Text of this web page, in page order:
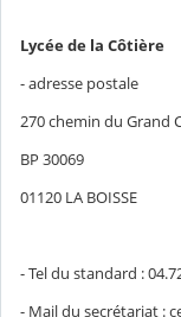
Lycée de la Côtière
- adresse postale
270 chemin du Grand
BP 30069
01120 LA BOISSE
- Tel du standard :
- Mail du secrétariat :